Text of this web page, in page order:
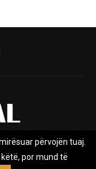
Kontakt
përvojën tuaj.
por mund të